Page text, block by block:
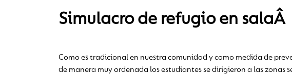
Simulacro de refugio en salaÂ
Como es tradicional en nuestra comunidad y como medida de
de manera muy ordenada los estudiantes se dirigieron a las zonas